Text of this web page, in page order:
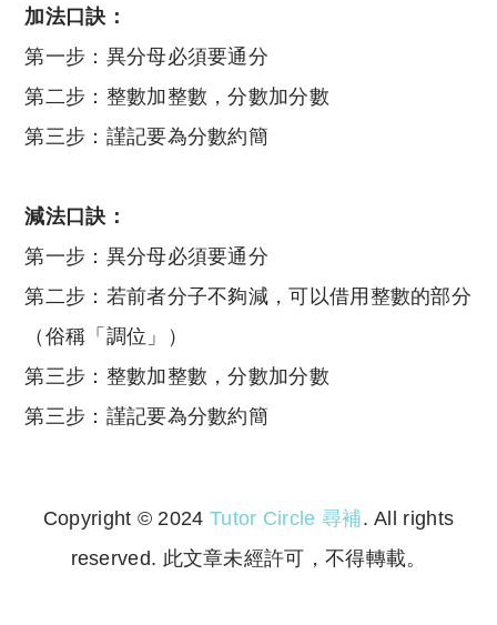
加法口訣：
第一步：異分母必須要通分
第二步：整數加整數，分數加分數
第三步：謹記要為分數約簡
減法口訣：
第一步：異分母必須要通分
第二步：若前者分子不夠減，可以借用整數的部分
（俗稱「調位」）
第三步：整數加整數，分數加分數
第三步：謹記要為分數約簡
Copyright © 2024 Tutor Circle 尋補. All rights
reserved. 此文章未經許可，不得轉載。